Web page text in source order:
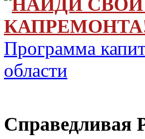
Программа
области
Справедливая